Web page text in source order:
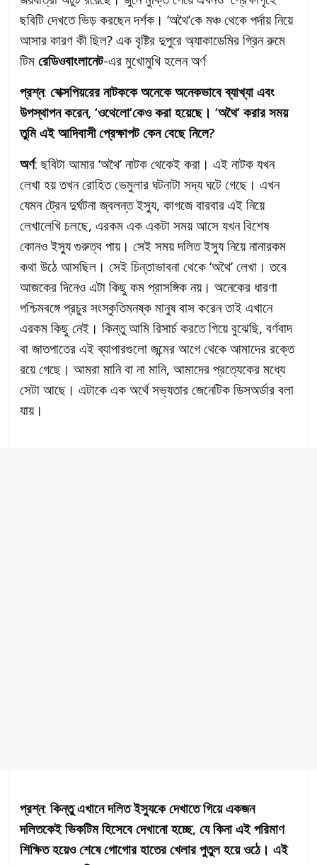
ছবিটি দেখতে ভিড় করছেন দর্শক। ‘অথৈ’কে মঞ্চ থেকে পর্দায় নিয়ে
আসার কারণ কী ছিল? এক বৃষ্টির দুপুরে অ্যাকাডেমির গ্রিন রুমে
টিমরেডিওবাংলানেট-এর মুখোমুখি হলেন অর্ণ
প্রশ্ন: শেক্সপিয়রের নাটককে অনেকে অনেকভাবে ব্যাখ্যা এবং
উপস্থাপন করেন, ‘ওথেলো’কেও করা হয়েছে। ‘অথৈ’ করার সময়
তুমি এই আদিবাসী প্রেক্ষাপট কেন বেছে নিলে?
অর্ণ: ছবিটা আমার ‘অথৈ’ নাটক থেকেই করা। এই নাটক যখন
লেখা হয় তখন রোহিত ভেমুলার ঘটনাটা সদ্য ঘটে গেছে। এখন
যেমন ট্রেন দুর্ঘটনা জ্বলন্ত ইস্যু, কাগজে বারবার এই নিয়ে
লেখালেখি চলছে, এরকম এক একটা সময় আসে যখন বিশেষ
কোনও ইস্যু গুরুত্ব পায়। সেই সময় দলিত ইস্যু নিয়ে নানারকম
কথা উঠে আসছিল। সেই চিন্তাভাবনা থেকে ‘অথৈ’ লেখা। তবে
আজকের দিনেও এটা কিছু কম প্রাসঙ্গিক নয়। অনেকের ধারণা
পশ্চিমবঙ্গে প্রচুর সংস্কৃতিমনষ্ক মানুষ বাস করেন তাই এখানে
এরকম কিছু নেই। কিন্তু আমি রিসার্চ করতে গিয়ে বুঝেছি, বর্ণবাদ
বা জাতপাতের এই ব্যাপারগুলো জন্মের আগে থেকে আমাদের রক্তে
রয়ে গেছে। আমরা মানি বা না মানি, আমাদের প্রত্যেকের মধ্যে
সেটা আছে। এটাকে এক অর্থে সভ্যতার জেনেটিক ডিসঅর্ডার বলা
যায়।
প্রশ্ন: কিন্তু এখানে দলিত ইস্যুকে দেখাতে গিয়ে একজন
দলিতকেই ভিকটিম হিসেবে দেখানো হচ্ছে, যে কিনা এই পরিমাণ
শিক্ষিত হয়েও শেষে গোগোর হাতের খেলার পুতুল হয়ে ওঠে। এই